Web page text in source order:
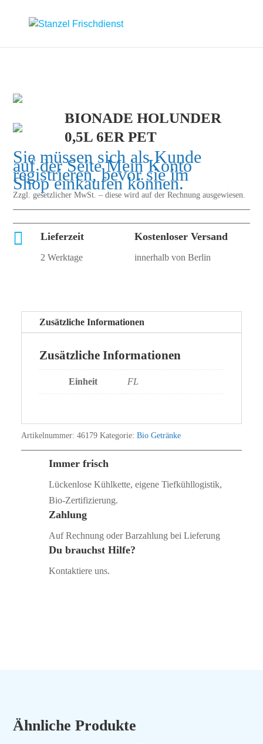
BIONADE HOLUNDER
0,5L 6ER PET
Sie müssen sich als Kunde
auf der SeiteMein Konto
registrieren, bevor sie im
Shop einkaufen können.
Zzgl. gesetzlicher MwSt. – diese wird auf der Rechnung ausgewiesen.
 Lieferzeit
2 Werktage
Kostenloser Versand
innerhalb von Berlin
Zusätzliche Informationen
Zusätzliche Informationen
Einheit FL
Artikelnummer: 46179 Kategorie: Bio Getränke
Immer frisch
Lückenlose Kühlkette, eigene Tiefkühllogistik,
Bio‑Zertifizierung.
Zahlung
Auf Rechnung oder Barzahlung bei Lieferung
Du brauchst Hilfe?
Kontaktiere uns.
Ähnliche Produkte